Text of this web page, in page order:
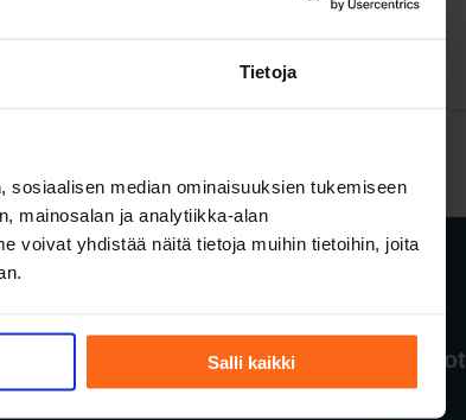
Tietoja
median ominaisuuksien tukemiseen
mainosalan ja analytiikka-alan
voivat yhdistää näitä tietoja muihin tietoihin, joita
Salli kaikki
TYHYPÄIVÄ
Sportspot